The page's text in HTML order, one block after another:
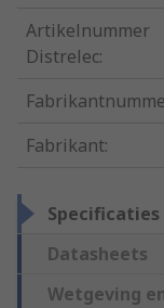
Artikelnummer
Distrelec:
Fabrikant:
Specificaties
Datasheets
Wetgeving